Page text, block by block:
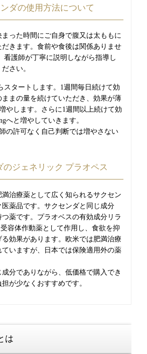
ダの使用方法について
まった時間にご自身で腹又は太ももに
だきます。食前や食後は関係ありませ
看護師が丁寧に説明しながら指導し
さい。
スタートします。1週間毎日続けて効
まの量を続けていただき、効果が薄
やします。さらに1週間以上続けて効
へと増やしていきます。
の許可なく自己判断では増やさない
のジェネリック プラオペス
治療薬として広く知られるサクセン
医薬品です。サクセンダと同じ成分
薬です。プラオベスの有効成分リラ
容体作動薬として作用し、食欲を抑
る効果があります。欧米では肥満治療
いますが、日本では保険適用外の薬
分でありながら、低価格で購入でき
が少なくおすすめです。
は